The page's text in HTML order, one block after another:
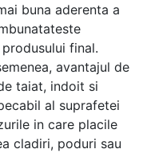
buna aderenta a
final.
avantajul de
taiat, indoit si
al suprafetei
in care placile
cladiri, poduri sau